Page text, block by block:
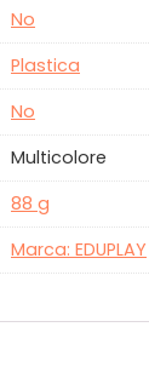
‎No
‎Plastica
‎No
‎Multicolore
‎88 g
Marca: EDUPLAY